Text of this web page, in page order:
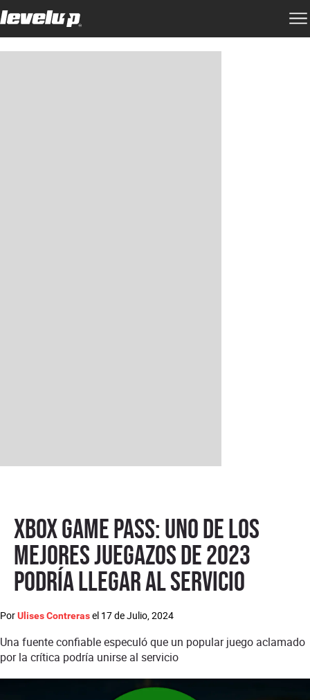
Xbox Game Pass: uno de los
mejores juegazos de 2023
podría llegar al servicio
PorUlises Contrerasel 17 de Julio, 2024
Una fuente confiable especuló que un popular juego aclamado
por la crítica podría unirse al servicio